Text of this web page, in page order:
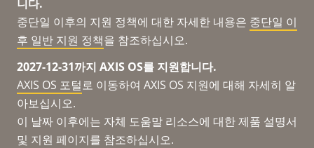
니다.
중단일 이후의 지원 정책에 대한 자세한 내용은 중단일 이
후 일반 지원 정책을 참조하십시오.
2027-12-31까지 AXIS OS를 지원합니다.
AXIS OS 포털로 이동하여 AXIS OS 지원에 대해 자세히 알
아보십시오.
이 날짜 이후에는 자체 도움말 리소스에 대한 제품 설명서
및 지원 페이지를 참조하십시오.